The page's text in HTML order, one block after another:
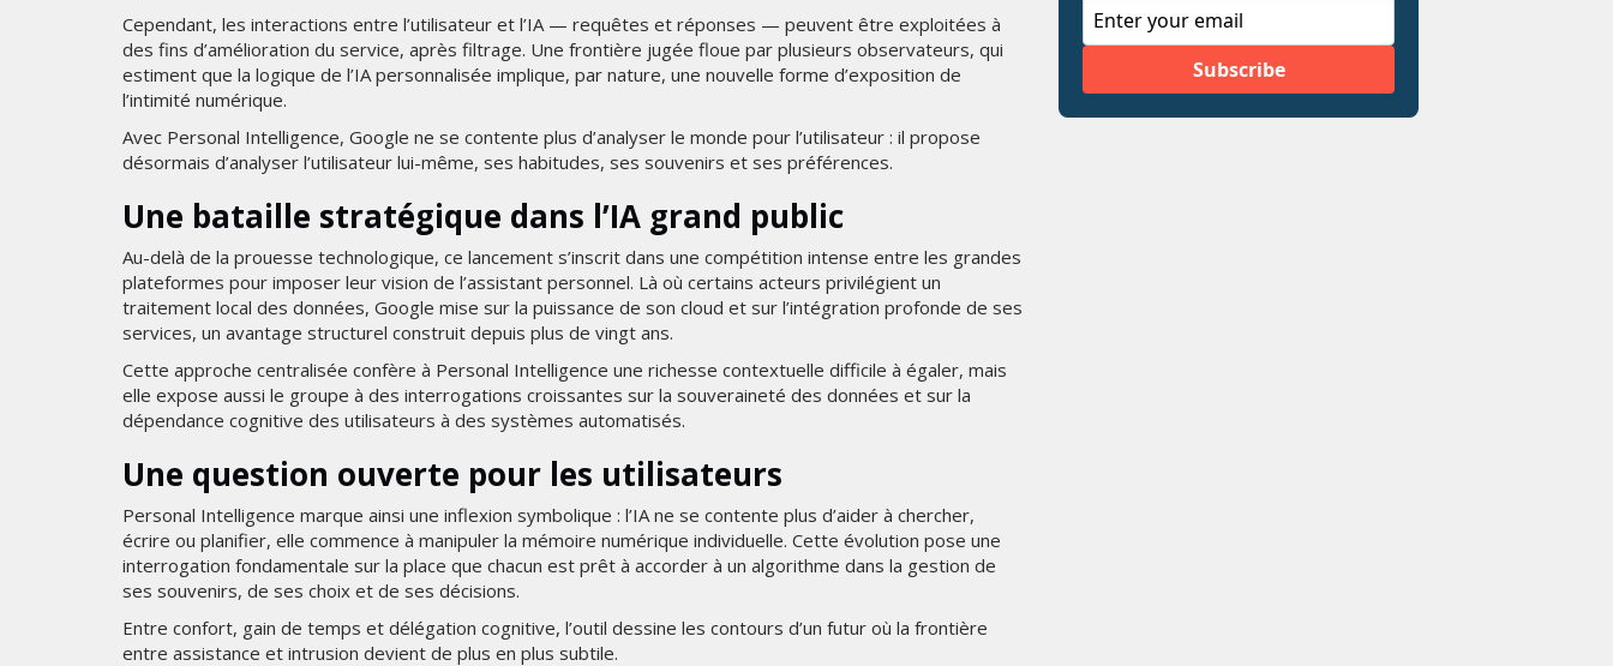
Cependant, les interactions entre l’utilisateur et l’IA — requêtes et réponses — peuvent être exploitées à
des fins d’amélioration du service, après filtrage. Une frontière jugée floue par plusieurs observateurs, qui
estiment que la logique de l’IA personnalisée implique, par nature, une nouvelle forme d’exposition de
l’intimité numérique.
Avec Personal Intelligence, Google ne se contente plus d’analyser le monde pour l’utilisateur : il propose
désormais d’analyser l’utilisateur lui-même, ses habitudes, ses souvenirs et ses préférences.
Une bataille stratégique dans l’IA grand public
Au-delà de la prouesse technologique, ce lancement s’inscrit dans une compétition intense entre les grandes
plateformes pour imposer leur vision de l’assistant personnel. Là où certains acteurs privilégient un
traitement local des données, Google mise sur la puissance de son cloud et sur l’intégration profonde de ses
services, un avantage structurel construit depuis plus de vingt ans.
Cette approche centralisée confère à Personal Intelligence une richesse contextuelle difficile à égaler, mais
elle expose aussi le groupe à des interrogations croissantes sur la souveraineté des données et sur la
dépendance cognitive des utilisateurs à des systèmes automatisés.
Une question ouverte pour les utilisateurs
Personal Intelligence marque ainsi une inflexion symbolique : l’IA ne se contente plus d’aider à chercher,
écrire ou planifier, elle commence à manipuler la mémoire numérique individuelle. Cette évolution pose une
interrogation fondamentale sur la place que chacun est prêt à accorder à un algorithme dans la gestion de
ses souvenirs, de ses choix et de ses décisions.
Entre confort, gain de temps et délégation cognitive, l’outil dessine les contours d’un futur où la frontière
entre assistance et intrusion devient de plus en plus subtile.